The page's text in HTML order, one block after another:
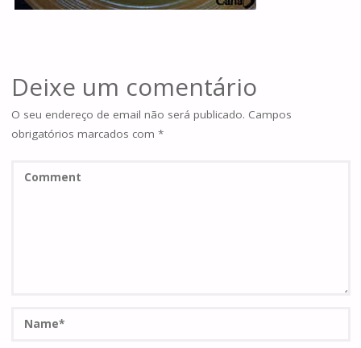
Deixe um comentário
O seu endereço de email não será publicado. Campos
obrigatórios marcados com *